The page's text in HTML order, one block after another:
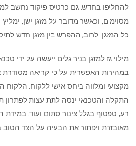
להחליפו בחדש. גם כרטיס פיקוד נחשב
מסוימים, וכאשר מדובר על מזגן ישן,
כל המזגן. לרוב, ההפרש בין מזגן חדש
מילוי גז למזגן בניר גלים ייעשה על ידי
במהירות האפשרית על פי קריאה מסודרת
מקצועי ומלווה ביחס אישי ללקוח.
התקלה והטכנאי ינסה לתת עצות לפתרון
רע, טפטוף בגלל צינור סתום ועוד. במידת
מאובזרת ויפתור את הבעיה על הצד הטוב